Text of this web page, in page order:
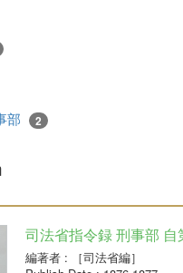
部 2
司法省指令録 刑事部
編著者 : ［司法省編］